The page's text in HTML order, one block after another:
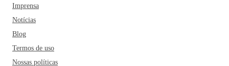
Imprensa
Notícias
Blog
Termos de uso
Nossas políticas